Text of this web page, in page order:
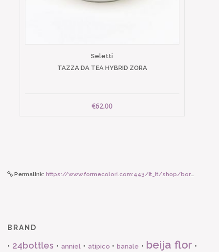
Seletti
TAZZA DA TEA HYBRID ZORA
€62.00
Permalink: https://www.formecolori.com:443/it_it/shop/borse_e_zaini/tracolle/susan_bijl_the_new_strap_hazel_slim/6050
BRAND
• 24bottles • anniel• atipico •banale • beija flor •